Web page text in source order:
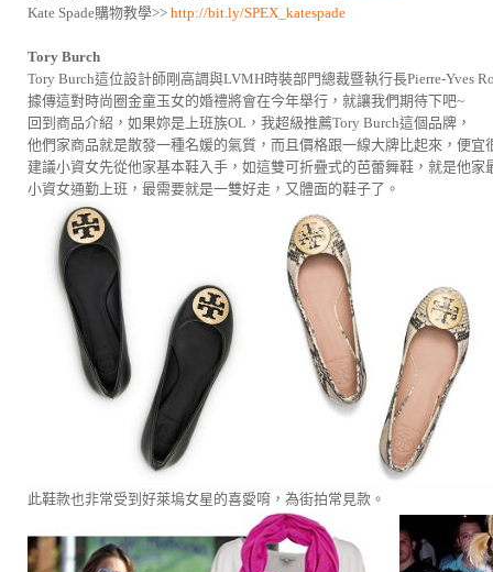
Kate Spade購物教學>> http://bit.ly/SPEX_katespade
Tory Burch
Tory Burch這位設計師剛高調與LVMH時裝部門總裁暨執行長Pierre-Yves
據傳這對時尚圈金童玉女的婚禮將會在今年舉行，就讓我們期待下吧~
回到商品介紹，如果妳是上班族OL，我超級推薦Tory Burch這個品牌，
他們家商品就是散發一種名媛的氣質，而且價格跟一線大牌比起來，便宜
建議小資女先從他家基本鞋入手，如這雙可折疊式的芭蕾舞鞋，就是他家
小資女通勤上班，最需要就是一雙好走，又體面的鞋子了。
此鞋款也非常受到好萊塢女星的喜愛唷，為街拍常見款。